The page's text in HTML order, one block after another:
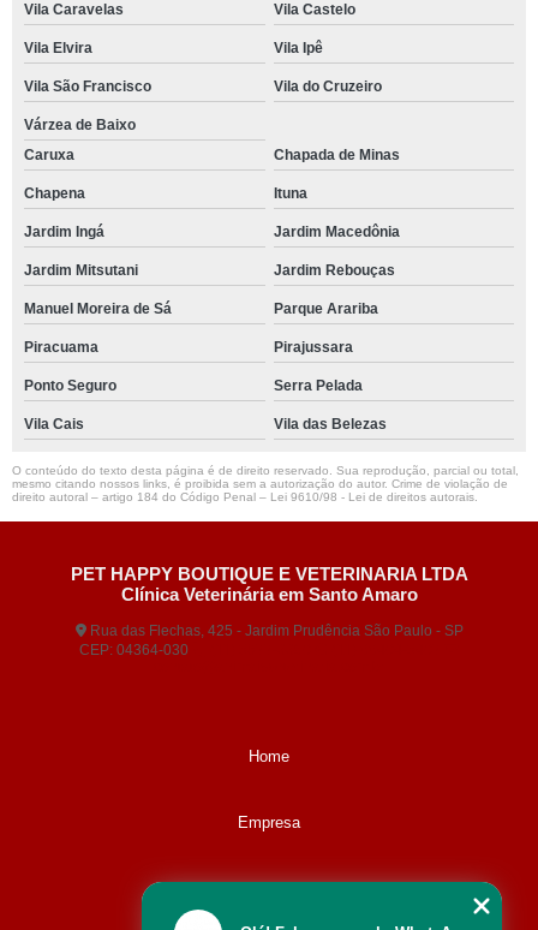
Vila Caravelas Vila Castelo
Vila Elvira Vila Ipê
Vila São Francisco Vila do Cruzeiro
Várzea de Baixo
Caruxa
Chapada de Minas
Chapena Ituna
Jardim Ingá Jardim Macedônia
Jardim Mitsutani Jardim Rebouças
Manuel Moreira de Sá Parque Arariba
Piracuama Pirajussara
Ponto Seguro Serra Pelada
Vila Cais Vila das Belezas
O conteúdo do texto desta página é de direito reservado. Sua reprodução, parcial ou total,
mesmo citando nossos links, é proibida sem a autorização do autor. Crime de violação de
direito autoral – artigo 184 do Código Penal – Lei 9610/98 - Lei de direitos autorais
PET HAPPY BOUTIQUE E VETERINARIA LTDA
Clínica Veterinária em Santo Amaro
Rua das Flechas, 425 - Jardim Prudência São Paulo - SP
CEP: 04364-030
Home
Empresa